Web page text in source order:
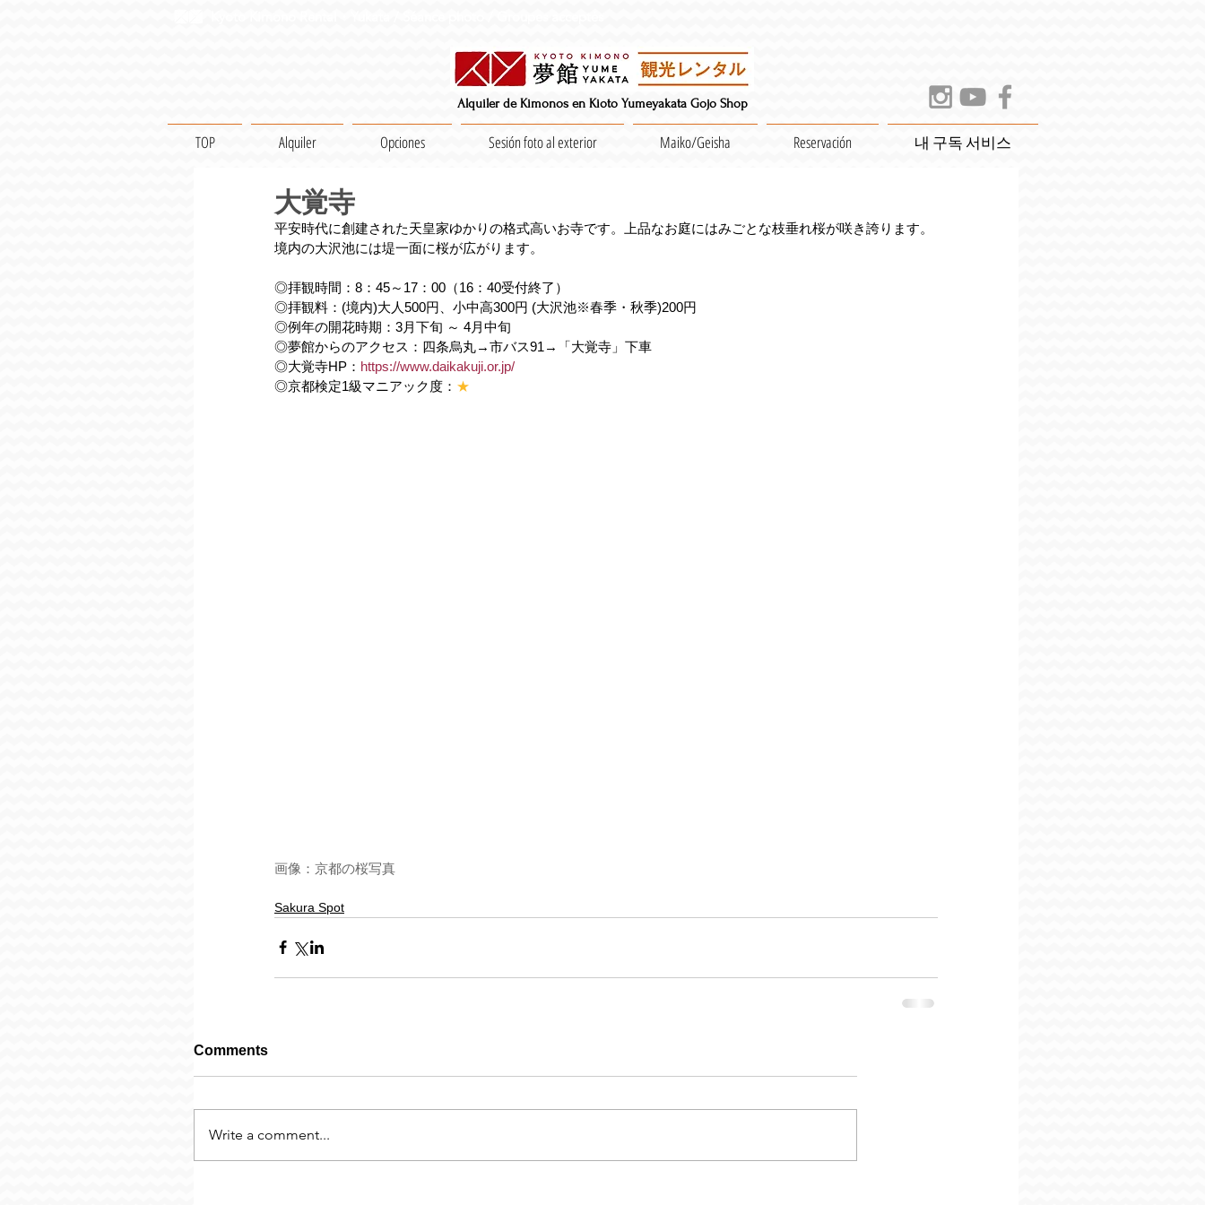
Alquiler de Kimonos en Kioto Yumeyakata Gojo Shop
TOP Alquiler Opciones Sesión foto al exterior Maiko/Geisha Reservación 내 구독 서비스
大覚寺
平安時代に創建された天皇家ゆかりの格式高いお寺です。上品なお庭にはみごとな枝垂れ桜が咲き誇ります。
境内の大沢池には堤一面に桜が広がります。
◎拝観時間：8：45～17：00（16：40受付終了）
◎拝観料：(境内)大人500円、小中高300円 (大沢池※春季・秋季)200円
◎例年の開花時期：3月下旬 ～ 4月中旬
◎夢館からのアクセス：四条烏丸→市バス91→「大覚寺」下車
◎大覚寺HP： https://www.daikakuji.or.jp/
◎京都検定1級マニアック度： ★
画像： 京都の桜写真
Sakura Spot
Comments
Write a comment...